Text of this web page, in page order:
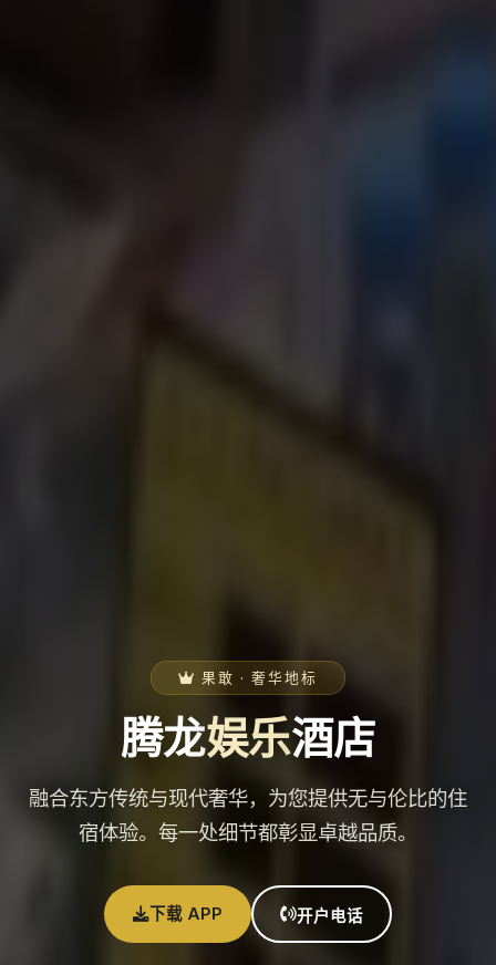
果敢 · 奢华地标
腾龙娱乐酒店
融合东方传统与现代奢华，为您提供无与伦比的住
宿体验。每一处细节都彰显卓越品质。
下载 APP 开户电话